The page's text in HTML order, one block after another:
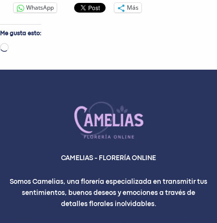
WhatsApp Más
Me gusta esto:
CAMELIAS - FLORERÍA ONLINE
Somos Camelias, una florería especializada en transmitir tus
sentimientos, buenos deseos y emociones a través de
detalles florales inolvidables.